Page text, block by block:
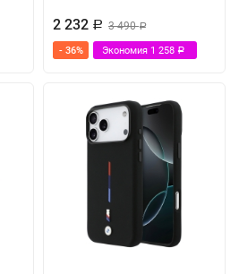
2 232 Р 3 490Р
- 36% Экономия 1 258 Р